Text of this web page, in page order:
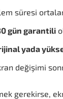
süresi
gün garantili
yada
değişimi
gerekirse,